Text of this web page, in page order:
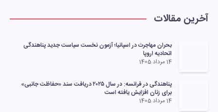
آخرین مقالات
بحران مهاجرت در اسپانیا؛ آزمون نخست سیاست جدید پناهندگی
اتحادیه اروپا
14 مرداد 1405
پناهندگی در فرانسه: در سال ۲۰۲۵ دریافت سند «حفاظت جانبی»
برای زنان افزایش یافته است
14 مرداد 1405